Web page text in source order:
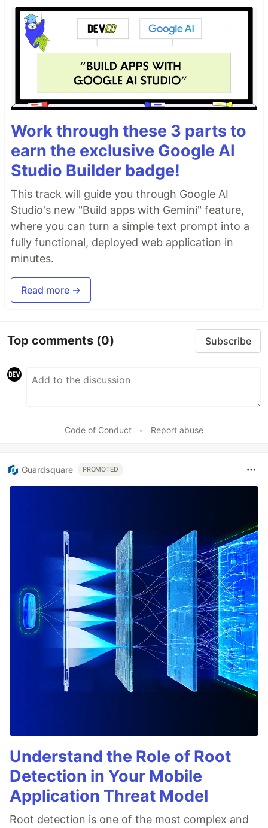
Work through these 3 parts to
earn the exclusive Google AI
Studio Builder badge!
This track will guide you through Google AI
Studio's new "Build apps with Gemini" feature,
where you can turn a simple text prompt into a
fully functional, deployed web application in
minutes.
Read more →
Top comments (0) Subscribe
Code of Conduct • Report abuse
Guardsquare PROMOTED
Understand the Role of Root
Detection in Your Mobile
Application Threat Model
Root detection is one of the most complex and